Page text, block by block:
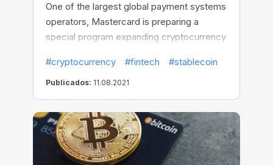
One of the largest global payment systems
operators, Mastercard is preparing a
special program expanding cryptocurrency
process of converting crypto into fiat
(traditional) currencies. This will be
possible thanks to MasterCard’s
partnership with such fintech and
blockchain companies as Evolve, Paxos,
and Circle. The partnership is aimed at
ensuring that cryptocurrency cardholders
#cryptocurrency #fintech #stablecoin
Publicados: 11.08.2021